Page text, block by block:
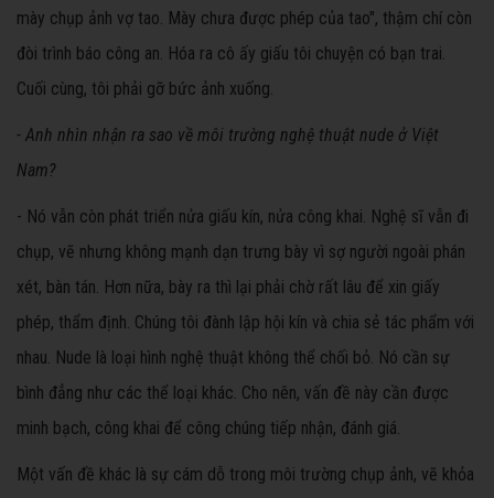
mày chụp ảnh vợ tao. Mày chưa được phép của tao", thậm chí còn
đòi trình báo công an. Hóa ra cô ấy giấu tôi chuyện có bạn trai.
Cuối cùng, tôi phải gỡ bức ảnh xuống.
- Anh nhìn nhận ra sao về môi trường nghệ thuật nude ở Việt
Nam?
- Nó vẫn còn phát triển nửa giấu kín, nửa công khai. Nghệ sĩ vẫn đi
chụp, vẽ nhưng không mạnh dạn trưng bày vì sợ người ngoài phán
xét, bàn tán. Hơn nữa, bày ra thì lại phải chờ rất lâu để xin giấy
phép, thẩm định. Chúng tôi đành lập hội kín và chia sẻ tác phẩm với
nhau. Nude là loại hình nghệ thuật không thể chối bỏ. Nó cần sự
bình đẳng như các thể loại khác. Cho nên, vấn đề này cần được
minh bạch, công khai để công chúng tiếp nhận, đánh giá.
Một vấn đề khác là sự cám dỗ trong môi trường chụp ảnh, vẽ khỏa